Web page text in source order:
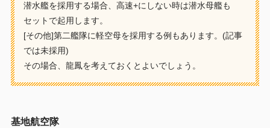
潜水艦を採用する場合、高速+にしない時は潜水母艦も
セットで起用します。
[その他]第二艦隊に軽空母を採用する例もあります。(記事
では未採用)
その場合、龍鳳を考えておくとよいでしょう。
基地航空隊